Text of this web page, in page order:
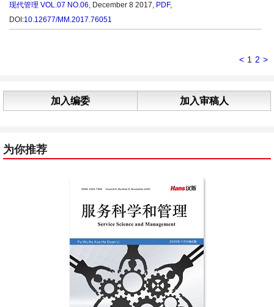
现代管理 VOL.07 NO.06, December 8 2017, PDF,
DOI:10.12677/MM.2017.76051
< 1 2 >
加入编委 加入审稿人
为你推荐